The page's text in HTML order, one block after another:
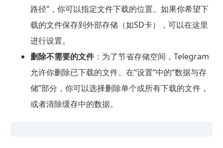
路径”，你可以指定文件下载的位置。如果你希望下
载的文件保存到外部存储（如SD卡），可以在这里
进行设置。
删除不需要的文件：为了节省存储空间，Telegram
允许你删除已下载的文件。在“设置”中的“数据与存
储”部分，你可以选择删除单个或所有下载的文件，
或者清除缓存中的数据。